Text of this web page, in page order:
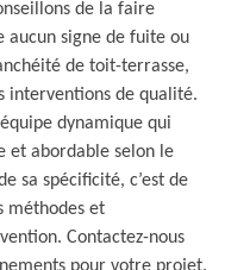
de la faire
aucun signe de fuite ou
de toit-terrasse,
interventions de qualité.
dynamique qui
et abordable selon le
sa spécificité, c’est de
méthodes et
Contactez-nous